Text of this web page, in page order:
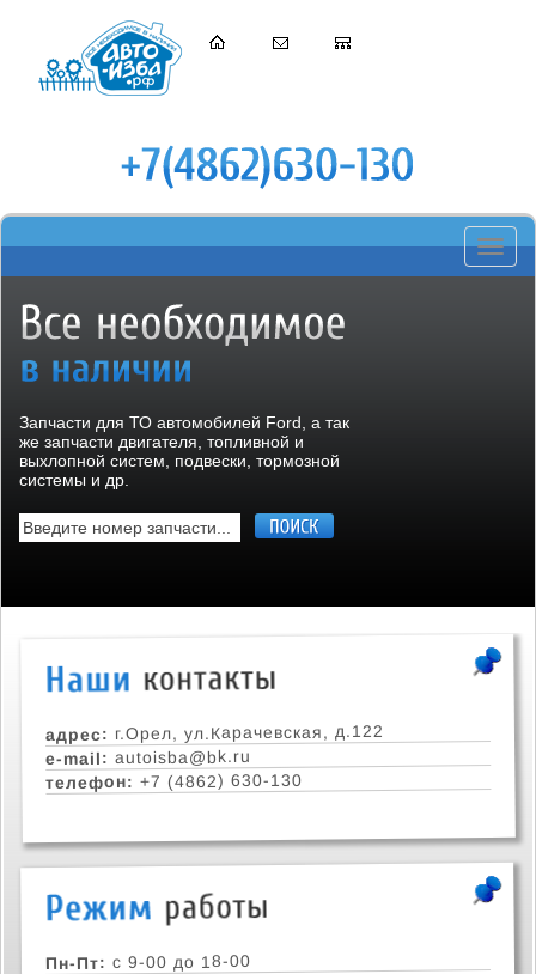
Toggle
Запчасти для ТО автомобилей Ford, а так
же запчасти двигателя, топливной и
выхлопной систем, подвески, тормозной
системы и др.
адрес: г.Орел, ул.Карачевская, д.122
e-mail: autoisba@bk.ru
телефон: +7 (4862) 630-130
Пн-Пт: с 9-00 до 18-00